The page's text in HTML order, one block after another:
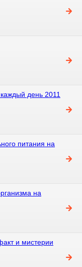
день 2011
питания на
на
и мистерии